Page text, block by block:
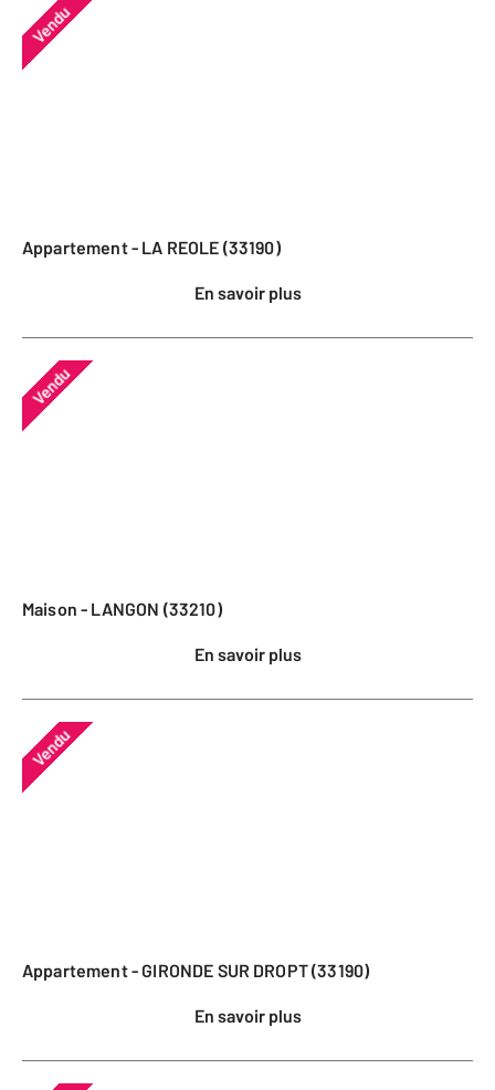
Vendu
Appartement - LA REOLE (33190)
En savoir plus
Vendu
Maison - LANGON (33210)
En savoir plus
Vendu
Appartement - GIRONDE SUR DROPT (33190)
En savoir plus